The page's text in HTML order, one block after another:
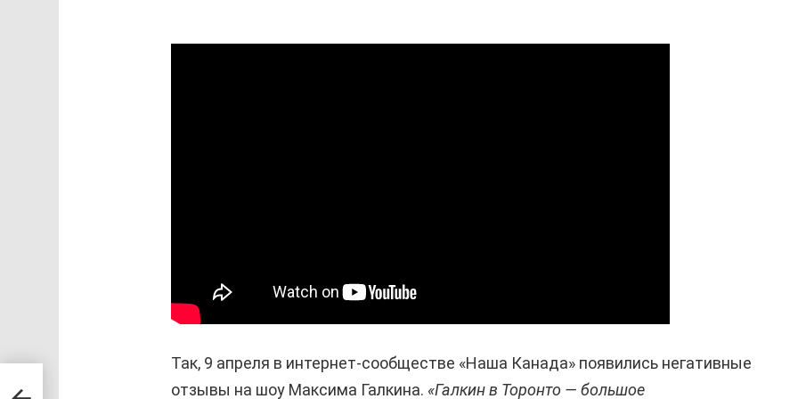
Так, 9 апреля в интернет-сообществе «Наша Канада» появились негативные
отзывы на шоу Максима Галкина. «Галкин в Торонто — большое